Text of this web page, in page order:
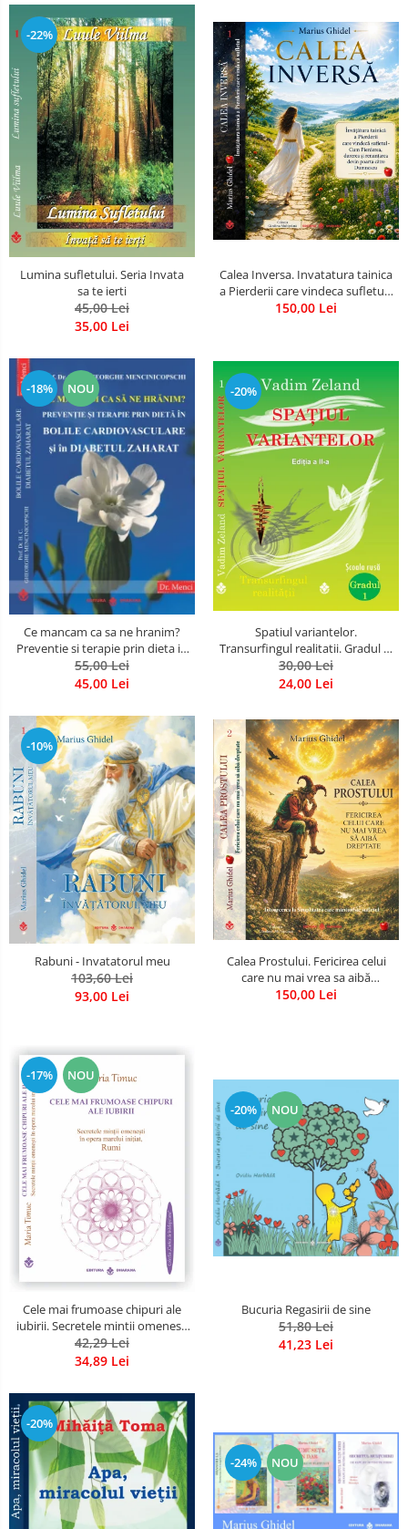
-22%
Lumina sufletului. Seria Invata
sa te ierti
45,00 Lei
35,00 Lei
Calea Inversa. Invatatura tainica
a Pierderii care vindeca sufletul -
Cum Pierderea, durerea si
150,00 Lei
-18% NOU
Ce mancam ca sa ne hranim?
Preventie si terapie prin dieta in
bolile cardiovasculare si in
diabetul zaharat
55,00 Lei
45,00 Lei
-20%
Spatiul variantelor.
Transurfingul realitatii. Gradul 1.
Cum sa ne dezvoltam intuitia si
sa ne alegem soarta
30,00 Lei
24,00 Lei
-10%
Rabuni - Invatatorul meu
103,60 Lei
93,00 Lei
Calea Prostului. Fericirea celui
care nu mai vrea sa aibă
dreptate - Intoarcerea la
150,00 Lei
-17% NOU
Cele mai frumoase chipuri ale
iubirii. Secretele mintii omenesti
in opera marelui initiat, Rumi
42,29 Lei
34,89 Lei
-20% NOU
Bucuria Regasirii de sine
51,80 Lei
41,23 Lei
-20%
-24% NOU